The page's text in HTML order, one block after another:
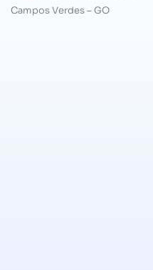
Campos Verdes – GO